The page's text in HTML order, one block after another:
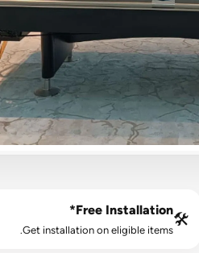
🛠️
Free Installation*
Get installation on eligible items.